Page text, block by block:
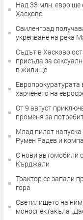
Над 33 млн. евро ще
Хасково
Свиленград
укрепване на река
Съдът в Хасково
присъда за
в жилище
Европрокуратурата влезе във В и К
харченето на
От 9 август
променя за
Млад пилот
Румен Радев и
С нови автомобили
Кърджали
Трактор се запали
гора
Светилището на
моноспектакъла